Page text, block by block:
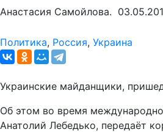
Анастасия Самойлова.
Политика, Россия, Украина
Украинские майданщики,
Об этом во время
Анатолий Лебедько, передаёт